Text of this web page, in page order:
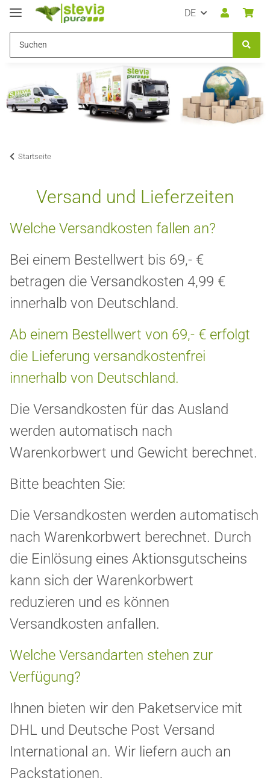
DE
Startseite
Versand und Lieferzeiten
Welche Versandkosten fallen an?
Bei einem Bestellwert bis 69,- €
betragen die Versandkosten 4,99 €
innerhalb von Deutschland.
Ab einem Bestellwert von 69,- € erfolgt
die Lieferung versandkostenfrei
innerhalb von Deutschland.
Die Versandkosten für das Ausland
werden automatisch nach
Warenkorbwert und Gewicht berechnet.
Bitte beachten Sie:
Die Versandkosten werden automatisch
nach Warenkorbwert berechnet. Durch
die Einlösung eines Aktionsgutscheins
kann sich der Warenkorbwert
reduzieren und es können
Versandkosten anfallen.
Welche Versandarten stehen zur
Verfügung?
Ihnen bieten wir den Paketservice mit
DHL und Deutsche Post Versand
International an. Wir liefern auch an
Packstationen.